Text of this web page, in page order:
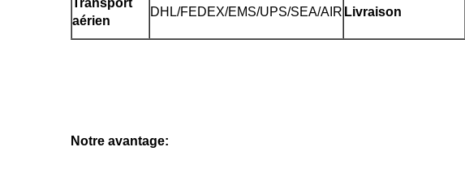
aérien
DHL/FEDEX/EMS/UPS/SEA/AIR Livraison
Notre avantage: